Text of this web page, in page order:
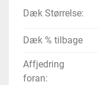
Dæk Størrelse:
Dæk % tilbage
Affjedring
foran: